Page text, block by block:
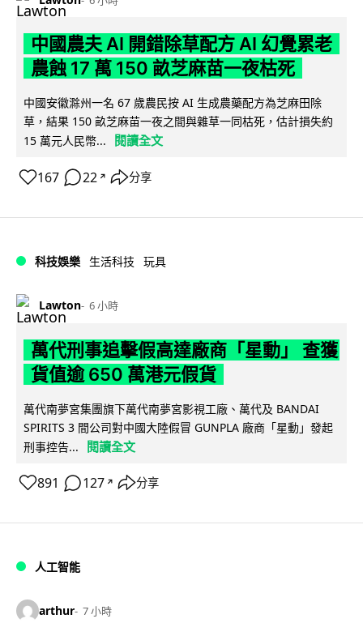
中國農夫 AI 開錯除草配方 AI 幻覺累老
農蝕 17 萬 150 畝芝麻苗一夜枯死
中國安徽滁州一名 67 歲農民按 AI 生成農藥配方為芝麻田除
草，結果 150 畝芝麻苗一夜之間與雜草一同枯死，估計損失約
15 萬元人民幣...
閱讀全文
167 22 ↗ 分享
科技娛樂 生活科技 玩具
Lawton 6 小時
萬代刑事追擊假高達廠商「星動」 查獲
貨值逾 650 萬港元假貨
萬代南夢宮集團旗下萬代南夢宮影視工廠、萬代及 BANDAI
SPIRITS 3 間公司對中國大陸假冒 GUNPLA 廠商「星動」發起
刑事控告...
閱讀全文
891 127 ↗ 分享
人工智能
arthur 7 小時